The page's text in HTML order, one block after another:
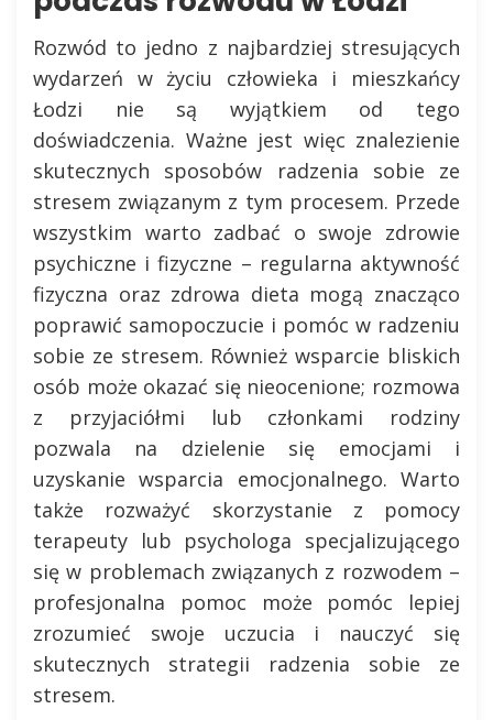
Rozwód to jedno z najbardziej stresujących
wydarzeń w życiu człowieka i mieszkańcy
Łodzi nie są wyjątkiem od tego
doświadczenia. Ważne jest więc znalezienie
skutecznych sposobów radzenia sobie ze
stresem związanym z tym procesem. Przede
wszystkim warto zadbać o swoje zdrowie
psychiczne i fizyczne – regularna aktywność
fizyczna oraz zdrowa dieta mogą znacząco
poprawić samopoczucie i pomóc w radzeniu
sobie ze stresem. Również wsparcie bliskich
osób może okazać się nieocenione; rozmowa
z przyjaciółmi lub członkami rodziny
pozwala na dzielenie się emocjami i
uzyskanie wsparcia emocjonalnego. Warto
także rozważyć skorzystanie z pomocy
terapeuty lub psychologa specjalizującego
się w problemach związanych z rozwodem –
profesjonalna pomoc może pomóc lepiej
zrozumieć swoje uczucia i nauczyć się
skutecznych strategii radzenia sobie ze
stresem.